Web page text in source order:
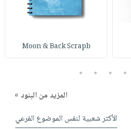
Moon & Back Scrapb
2
3
4
5
المزيد من البنود »
الأكثر شعبية لنفس الموضوع الفرعي